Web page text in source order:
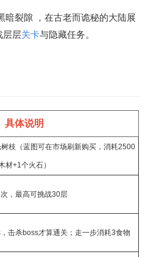
暗裂隙 ，在古老而诡秘的大陆展
层层关卡与隐藏任务。
具体说明
枝（蓝图可在市场刷新购买，消耗2500
材+1个火石）
，最高可挑战30层
击杀boss才算通关；走一步消耗3食物